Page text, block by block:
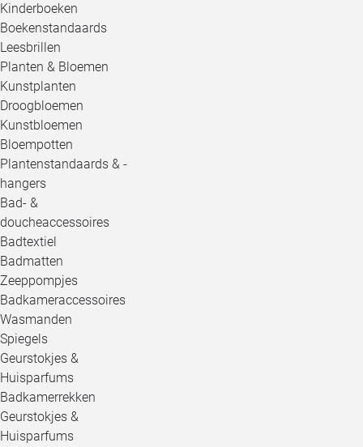
Kinderboeken
Boekenstandaards
Leesbrillen
Planten & Bloemen
Kunstplanten
Droogbloemen
Kunstbloemen
Bloempotten
Plantenstandaards & -
hangers
Bad- &
doucheaccessoires
Badtextiel
Badmatten
Zeeppompjes
Badkameraccessoires
Wasmanden
Spiegels
Geurstokjes &
Huisparfums
Badkamerrekken
Geurstokjes &
Huisparfums